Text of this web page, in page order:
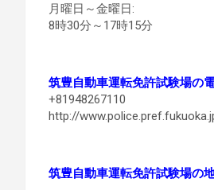
月曜日～金曜日:
8時30分～17時15分
筑豊自動車運転免許試験場の
+81948267110
http://
筑豊自動車運転免許試験場の